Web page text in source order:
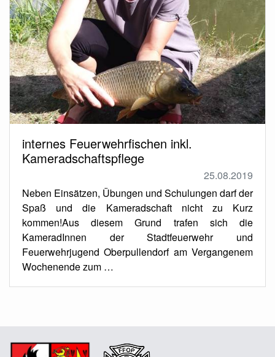
internes Feuerwehrfischen inkl.
Kameradschaftspflege
25.08.2019
Neben Einsätzen, Übungen und Schulungen darf der
Spaß und die Kameradschaft nicht zu Kurz
kommen!Aus diesem Grund trafen sich die
KameradInnen der Stadtfeuerwehr und
Feuerwehrjugend Oberpullendorf am Vergangenem
Wochenende zum …